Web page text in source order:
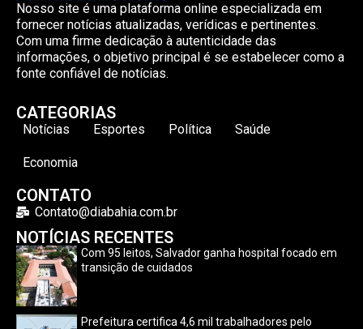
Nosso site é uma plataforma online especializada em
fornecer notícias atualizadas, verídicas e pertinentes.
Com uma firme dedicação à autenticidade das
informações, o objetivo principal é se estabelecer como a
fonte confiável de notícias.
CATEGORIAS
Notícias Esportes Política Saúde
Economia
CONTATO
Contato@diabahia.com.br
NOTÍCIAS RECENTES
Com 95 leitos, Salvador ganha hospital focado em
transição de cuidados
Prefeitura certifica 4,6 mil trabalhadores pelo